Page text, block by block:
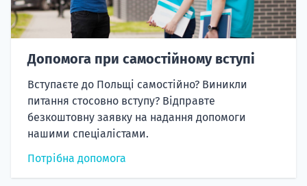
Допомога при самостійному вступі
Вступаєте до Польщі самостійно? Виникли
питання стосовно вступу? Відправте
безкоштовну заявку на надання допомоги
нашими спеціалістами.
Потрібна допомога